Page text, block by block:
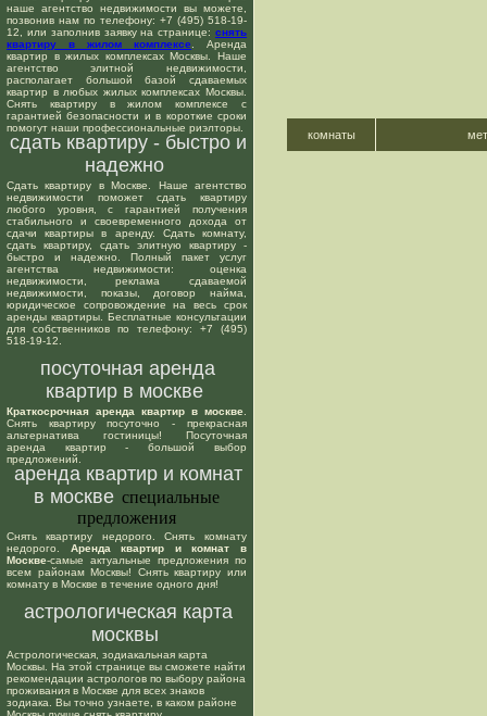
наше агентство недвижимости вы можете,
позвонив нам по телефону: +7 (495) 518-19-
12, или заполнив заявку на странице: снять
квартиру в жилом комплексе . Аренда
квартир в жилых комплексах Москвы. Наше
агентство элитной недвижимости,
располагает большой базой сдаваемых
квартир в любых жилых комплексах Москвы.
Снять квартиру в жилом комплексе с
гарантией безопасности и в короткие сроки
помогут наши профессиональные риэлторы.
сдать квартиру - быстро и
надежно
Сдать квартиру в Москве. Наше агентство
недвижимости поможет сдать квартиру
любого уровня, с гарантией получения
стабильного и своевременного дохода от
сдачи квартиры в аренду. Сдать комнату,
сдать квартиру, сдать элитную квартиру -
быстро и надежно. Полный пакет услуг
агентства недвижимости: оценка
недвижимости, реклама сдаваемой
недвижимости, показы, договор найма,
юридическое сопровождение на весь срок
аренды квартиры. Бесплатные консультации
для собственников по телефону: +7 (495)
518-19-12.
посуточная аренда
квартир в москве
Краткосрочная аренда квартир в москве
Снять квартиру посуточно - прекрасная
альтернатива гостиницы! Посуточная
аренда квартир - большой выбор
предложений.
аренда квартир и комнат
в москве специальные
предложения
Снять квартиру недорого. Снять комнату
недорого. Аренда квартир и комнат в
Москве-самые актуальные предложения по
всем районам Москвы! Снять квартиру или
комнату в Москве в течение одного дня!
астрологическая карта
москвы
Астрологическая, зодиакальная карта
Москвы. На этой странице вы сможете найти
рекомендации астрологов по выбору района
проживания в Москве для всех знаков
зодиака. Вы точно узнаете, в каком районе
комнаты